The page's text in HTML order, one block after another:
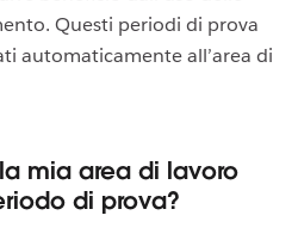
Questi periodi di prova
automaticamente all’area di
mia area di lavoro
di prova?